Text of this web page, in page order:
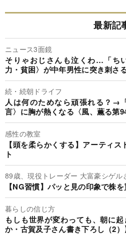
最新記
ニュース3面鏡
そりゃおじさんも泣くわ…「ち
力・貧困〉が中年男性に突き刺さ
続・続朝ドライフ
人は何のためなら頑張れる？→
言〉に胸が熱くなる〈風、薫る第
感性の教室
【頭を柔らかくする】アーティ
ト
89歳、現役トレーダー 大富豪シゲル
【NG習慣】パッと見の印象で株
暮らしの信じ方
もしも世界が変わっても、朝に
か・古賀及子さん書き下ろし（2）